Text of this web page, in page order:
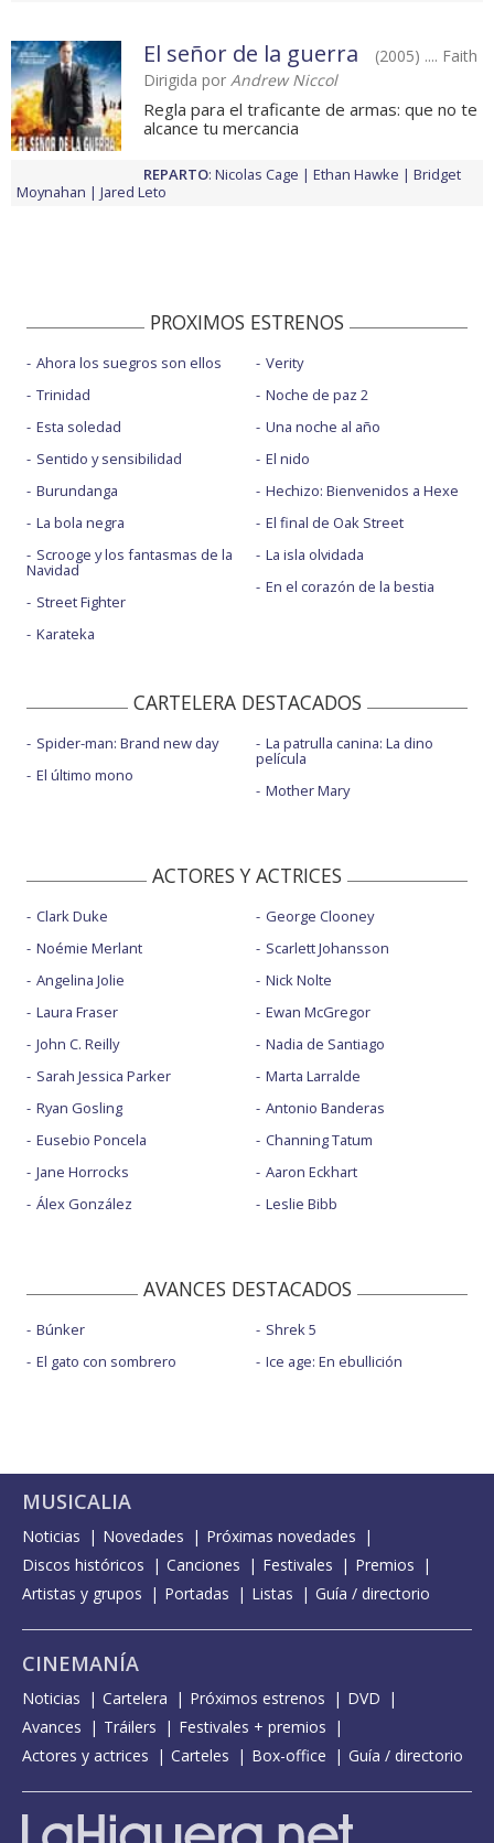
El señor de la guerra
(2005) .... Faith
Dirigida por Andrew Niccol
Regla para el traficante de armas: que no te
alcance tu mercancia
REPARTO: Nicolas Cage Ethan Hawke
Bridget
Moynahan
Jared Leto
PROXIMOS ESTRENOS
Ahora los suegros son ellos
Trinidad
Esta soledad
Sentido y sensibilidad
Burundanga
La bola negra
Scrooge y los fantasmas de la
Navidad
Street Fighter
Karateka
Verity
Noche de paz 2
Una noche al año
El nido
Hechizo: Bienvenidos a Hexe
El final de Oak Street
La isla olvidada
En el corazón de la bestia
CARTELERA DESTACADOS
Spider-man: Brand new day
El último mono
La patrulla canina: La dino
película
Mother Mary
ACTORES Y ACTRICES
Clark Duke
Noémie Merlant
Angelina Jolie
Laura Fraser
John C. Reilly
Sarah Jessica Parker
Ryan Gosling
Eusebio Poncela
Jane Horrocks
Álex González
George Clooney
Scarlett Johansson
Nick Nolte
Ewan McGregor
Nadia de Santiago
Marta Larralde
Antonio Banderas
Channing Tatum
Aaron Eckhart
Leslie Bibb
AVANCES DESTACADOS
Búnker
El gato con sombrero
Shrek 5
Ice age: En ebullición
MUSICALIA
Noticias Novedades
Próximas novedades
Discos históricos
Canciones Festivales
Premios
Artistas y grupos
Portadas Listas Guía / directorio
CINEMANÍA
Noticias Cartelera Próximos estrenos
DVD
Avances
Tráilers
Festivales + premios
Actores y actrices
Carteles Box-office Guía / directorio